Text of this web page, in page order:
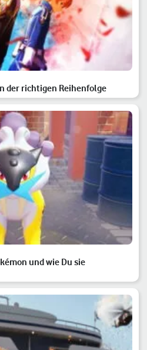
der richtigen Reihenfolge
und wie Du sie